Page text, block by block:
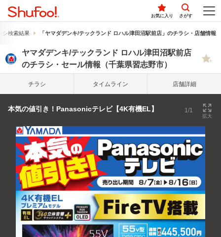
お気に入り さがす
シ検索結果 「ヤマダデンキ/テックランド ロハル津田沼駅前店」のチラシ・店舗情報
ヤマダデンキ/テックランド ロハル津田沼駅前店
のチラシ・セール情報（千葉県習志野市）
チラシ タイム ライン 店舗詳細
本気の値引き！Panasonicテレビ【4K有機EL】 1/1
拡大